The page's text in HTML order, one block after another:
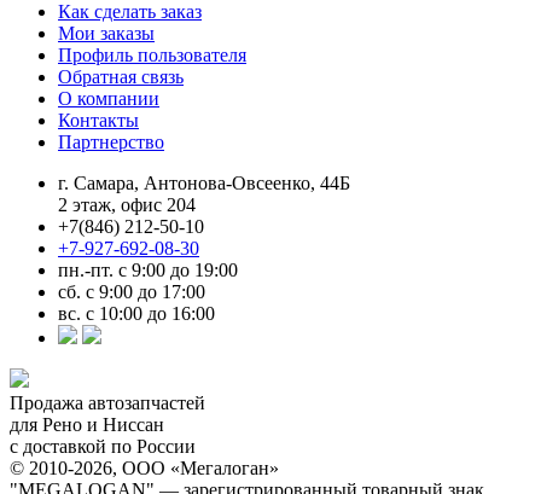
Как сделать заказ
Мои заказы
Профиль пользователя
Обратная связь
О компании
Контакты
Партнерство
г. Самара, Антонова-Овсеенко, 44Б
2 этаж, офис 204
+7(846) 212-50-10
+7-927-692-08-30
пн.-пт. с 9:00 до 19:00
сб. с 9:00 до 17:00
вс. с 10:00 до 16:00
Продажа автозапчастей
для Рено и Ниссан
с доставкой по России
© 2010-2026, ООО «Мегалоган»